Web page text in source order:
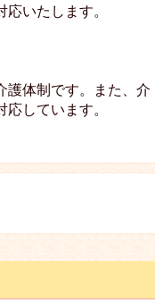
いたします。
護体制です。また、介
しています。